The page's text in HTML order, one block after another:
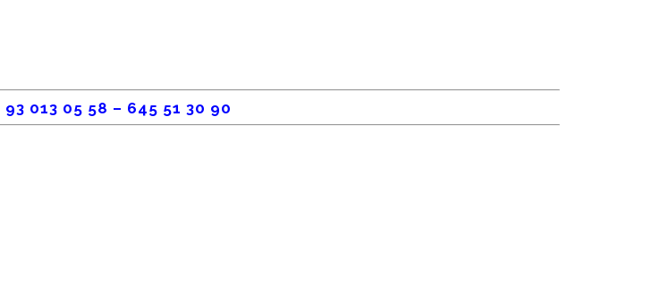
93 013 05 58 – 645 51 30 90